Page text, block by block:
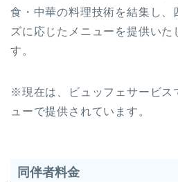
食・中華の料理技術を結集し、
ズに応じたメニューを提供いた
す。
※現在は、ビュッフェサービス
ューで提供されています。
同伴者料金